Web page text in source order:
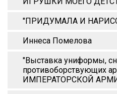
"ПРИДУМАЛА И
Иннеса Помелова
"Выставка униформы,
противоборствующих
ИМПЕРАТОРСКОЙ АРМИИ